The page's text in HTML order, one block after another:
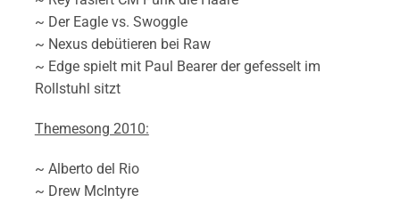
~ Der Eagle vs. Swoggle
~ Nexus debütieren bei Raw
~ Edge spielt mit Paul Bearer der gefesselt im
Rollstuhl sitzt
Themesong 2010:
~ Alberto del Rio
~ Drew McIntyre